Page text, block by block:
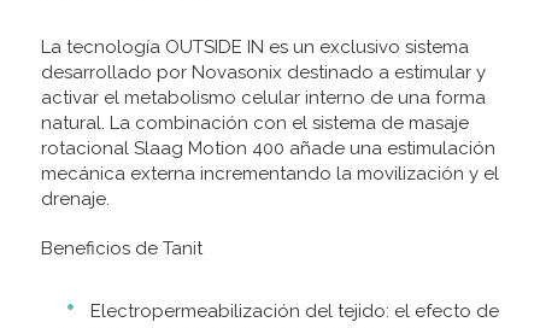
La tecnología OUTSIDE IN es un exclusivo sistema
desarrollado por Novasonix destinado a estimular y
activar el metabolismo celular interno de una forma
natural. La combinación con el sistema de masaje
rotacional Slaag Motion 400 añade una estimulación
mecánica externa incrementando la movilización y el
drenaje.
Beneficios de Tanit
Electropermeabilización del tejido: el efecto de